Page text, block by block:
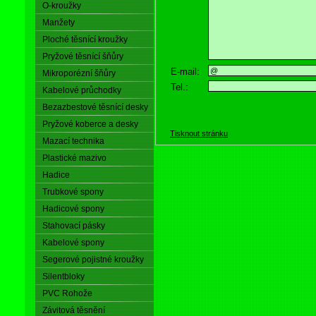
O-kroužky
Manžety
Ploché těsnící kroužky
Pryžové těsnící šňůry
Mikroporézní šňůry
Kabelové průchodky
Bezazbestové těsnící desky
Pryžové koberce a desky
Mazací technika
Plastické mazivo
Hadice
Trubkové spony
Hadicové spony
Stahovací pásky
Kabelové spony
Segerové pojistné kroužky
Silentbloky
PVC Rohože
Závitová těsnění
E-mail:
Tel.:
Tisknout stránku